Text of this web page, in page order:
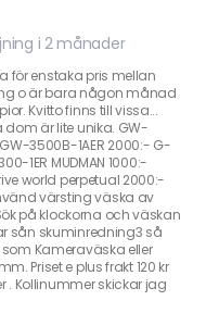
i 2 månader
för enstaka pris mellan
o är bara någon månad
Kvitto finns till vissa...
är lite unika. GW-
GW-3500B-1AER 2000:- G-
1ER MUDMAN 1000:-
world perpetual 2000:-
värsting väska av
på klockorna och väskan
sån skuminredning3 så
Kameraväska eller
Priset e plus frakt 120 kr
. Kollinummer skickar jag